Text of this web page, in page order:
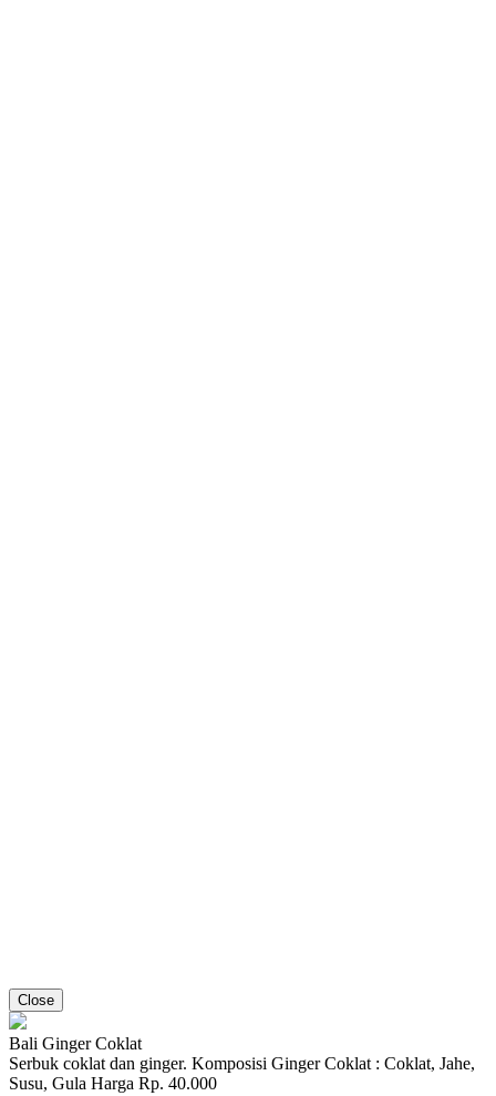
Close
Bali Ginger Coklat
Serbuk coklat dan ginger. Komposisi Ginger Coklat : Coklat, Jahe,
Susu, Gula Harga Rp. 40.000